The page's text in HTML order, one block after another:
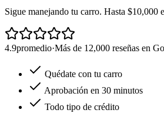
Sigue manejando tu carro. Hasta
4.9promedio·Más de 12,000 reseñas en
Quédate con tu carro
Aprobación en 30 minutos
Todo tipo de crédito